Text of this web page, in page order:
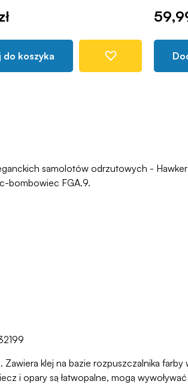
do koszyka
samolotów odrzutowych -
bombowiec FGA.9.
klej na bazie rozpuszczalnika
i opary są łatwopalne, mogą